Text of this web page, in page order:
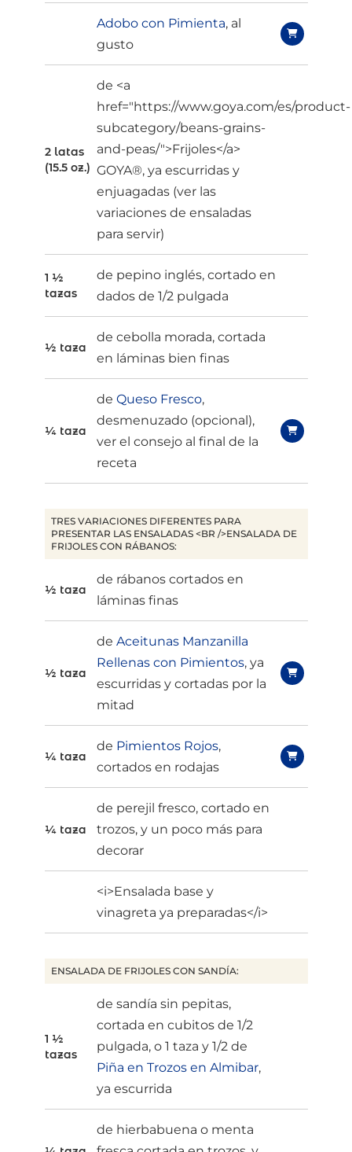
Adobo con Pimienta, al
gusto
2 latas
(15.5 oz.)
de <a
href="https://www.goya.com/es/product-
subcategory/beans-grains-
and-peas/">Frijoles</a>
GOYA®, ya escurridas y
enjuagadas (ver las
variaciones de ensaladas
para servir)
1 ½
tazas
de pepino inglés, cortado en
dados de 1/2 pulgada
½ taza
de cebolla morada, cortada
en láminas bien finas
¼ taza
de Queso Fresco,
desmenuzado (opcional),
ver el consejo al final de la
receta
TRES VARIACIONES DIFERENTES PARA
PRESENTAR LAS ENSALADAS <BR />ENSALADA DE
FRIJOLES CON RÁBANOS:
½ taza
de rábanos cortados en
láminas finas
½ taza
de Aceitunas Manzanilla
Rellenas con Pimientos, ya
escurridas y cortadas por la
mitad
¼ taza
de Pimientos Rojos,
cortados en rodajas
¼ taza
de perejil fresco, cortado en
trozos, y un poco más para
decorar
<i>Ensalada base y
vinagreta ya preparadas</i>
ENSALADA DE FRIJOLES CON SANDÍA:
1 ½
tazas
de sandía sin pepitas,
cortada en cubitos de 1/2
pulgada, o 1 taza y 1/2 de
Piña en Trozos en Almibar,
ya escurrida
de hierbabuena o menta